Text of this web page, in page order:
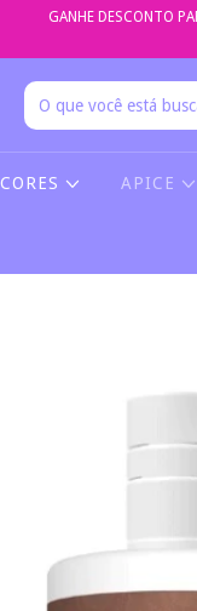
GANHE DESCONTO
CORES APICE